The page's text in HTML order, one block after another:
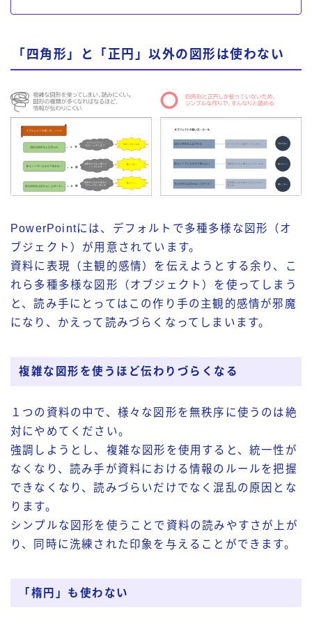
「四角形」と「正円」以外の図形は使わない
PowerPointには、デフォルトで多種多様な図形（オ
ブジェクト）が用意されています。
資料に表現（主観的感情）を伝えようとする余り、こ
れら多種多様な図形（オブジェクト）を使ってしまう
と、読み手にとってはこの作り手の主観的感情が邪魔
になり、かえって読みづらくなってしまいます。
複雑な図形を使うほど伝わりづらくなる
１つの資料の中で、様々な図形を無秩序に使うのは絶
対にやめてください。
強調しようとし、複雑な図形を使用すると、統一性が
なくなり、読み手が資料における情報のルールを把握
できなくなり、読みづらいだけでなく混乱の原因とな
ります。
シンプルな図形を使うことで資料の読みやすさが上が
り、同時に洗練された印象を与えることができます。
「楕円」も使わない